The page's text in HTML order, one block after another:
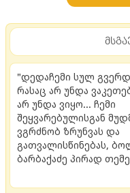
"დედაჩემი სულ
რასაც არ უნდა
არ უნდა ვიყო... ჩემი
შეყვარებულისგან
ვგრძნობ ზრუნვას და
გათვალისწინებას,
ბარბაქაძე პირად